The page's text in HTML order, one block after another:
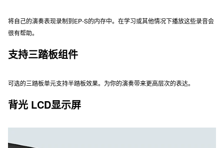
将自己的演奏表现录制到EP-S的内存中。在学习或其他情况下播放这些录音会
很有帮助。
支持三踏板组件
可选的三踏板单元支持半踏板效果。为你的演奏带来更高层次的表达。
背光 LCD显示屏